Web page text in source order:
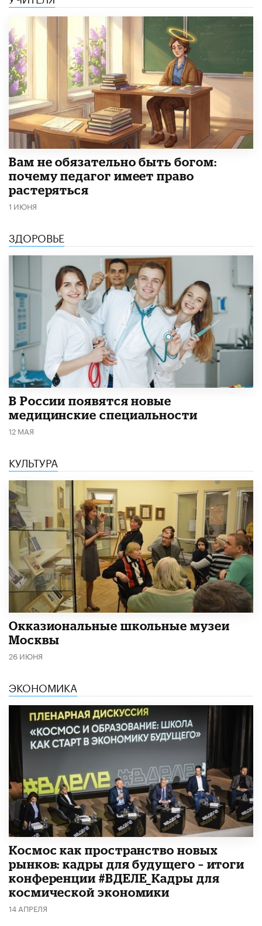
​Вам не обязательно быть богом:
почему педагог имеет право
растеряться
1 ИЮНЯ
ЗДОРОВЬЕ
В России появятся новые
медицинские специальности
12 МАЯ
КУЛЬТУРА
​Окказиональные школьные музеи
Москвы
26 ИЮНЯ
ЭКОНОМИКА
Космос как пространство новых
рынков: кадры для будущего – итоги
конференции #ВДЕЛЕ_Кадры для
космической экономики
14 АПРЕЛЯ